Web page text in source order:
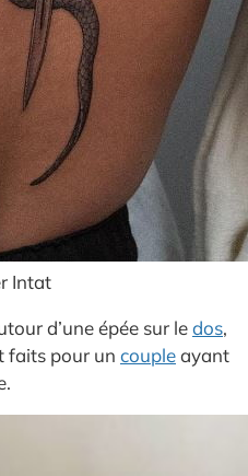
Intat
d’une épée sur ledos,
faits pour un coupleayant